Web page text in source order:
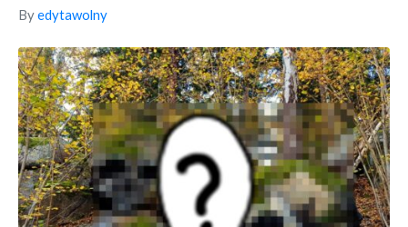
Byedytawolny